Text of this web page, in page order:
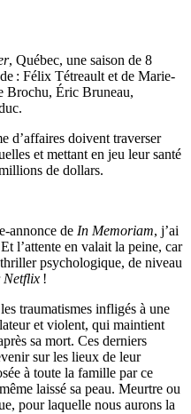
, Québec, une saison de 8
: Félix Tétreault et de Marie-
Brochu, Éric Bruneau,
d’affaires doivent traverser
et mettant en jeu leur santé
de dollars.
annonce de In Memoriam, j’ai
l’attente en valait la peine, car
psychologique, de niveau
Netflix !
traumatismes infligés à une
et violent, qui maintient
sa mort. Ces derniers
sur les lieux de leur
à toute la famille par ce
laissé sa peau. Meurtre ou
pour laquelle nous aurons la